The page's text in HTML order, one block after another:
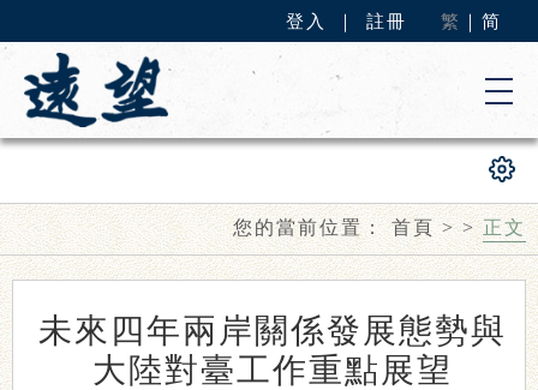
登入 註冊 繁 简
您的當前位置：首頁>>正文
未來四年兩岸關係發展態勢與
大陸對臺工作重點展望